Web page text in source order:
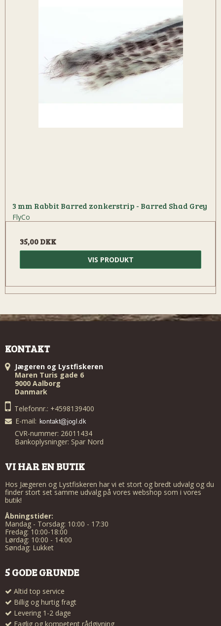
3 mm Rabbit Barred zonkerstrip - Barred Shad Grey
FlyCo
35,00 DKK
VIS PRODUKT
KONTAKT
Jægeren og Lystfiskeren
Maren Turis gade 6
9000 Aalborg
Danmark
Telefonnr.: +4598139400
E-mail:
CVR-nummer: 26011434
Bankoplysninger: Spar Nord
VI HAR EN BUTIK
Hos Jægeren og Lystfiskeren har vi et stort og bredt udvalg og du
finder stort set samme udvalg på vores webshop som i vores
butik!
Åbningstider:
Mandag - Torsdag: 10:00 - 17:30
Fredag: 10:00-18:00
Lørdag: 10:00 - 14:00
Søndag: Lukket
5 GODE GRUNDE
Altid top service
Billig og hurtig fragt
Levering 1-2 dage
Faglig og kompetent rådgivning